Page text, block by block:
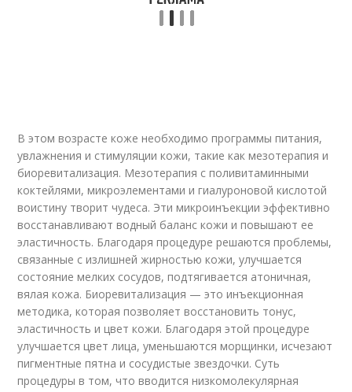
В этом возрасте коже необходимо программы питания,
увлажнения и стимуляции кожи, такие как мезотерапия и
биоревитализация. Мезотерапия с поливитаминными
коктейлями, микроэлементами и гиалуроновой кислотой
воистину творит чудеса. Эти микроинъекции эффективно
восстанавливают водный баланс кожи и повышают ее
эластичность. Благодаря процедуре решаются проблемы,
связанные с излишней жирностью кожи, улучшается
состояние мелких сосудов, подтягивается атоничная,
вялая кожа. Биоревитализация — это инъекционная
методика, которая позволяет восстановить тонус,
эластичность и цвет кожи. Благодаря этой процедуре
улучшается цвет лица, уменьшаются морщинки, исчезают
пигментные пятна и сосудистые звездочки. Суть
процедуры в том, что вводится низкомолекулярная